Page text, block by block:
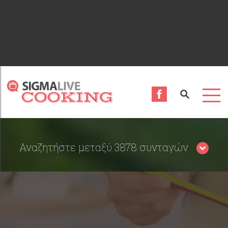
Αναζητήστε μεταξύ 3878 συνταγών
Περιορίστε τα αποτελέσματα αναζήτησης επιλέγοντας